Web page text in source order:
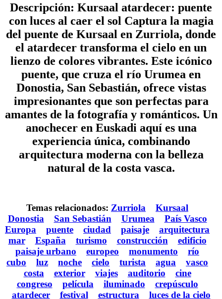
Descripción: Kursaal atardecer: puente
con luces al caer el sol Captura la magia
del puente de Kursaal en Zurriola, donde
el atardecer transforma el cielo en un
lienzo de colores vibrantes. Este icónico
puente, que cruza el río Urumea en
Donostia, San Sebastián, ofrece vistas
impresionantes que son perfectas para
amantes de la fotografía y románticos. Un
anochecer en Euskadi aquí es una
experiencia única, combinando
arquitectura moderna con la belleza
natural de la costa vasca.
Temas relacionados: Zurriola
Kursaal
Donostia
San Sebastián Urumea
País Vasco
Europa
puente ciudad paisaje
arquitectura
mar
España turismo construcción
edificio
paisaje urbano
europeo monumento
río
cubo
luz noche cielo turista agua
vasco
costa
exterior viajes auditorio
cine
congreso
película iluminado
crepúsculo
atardecer
festival estructura luces de la cielo